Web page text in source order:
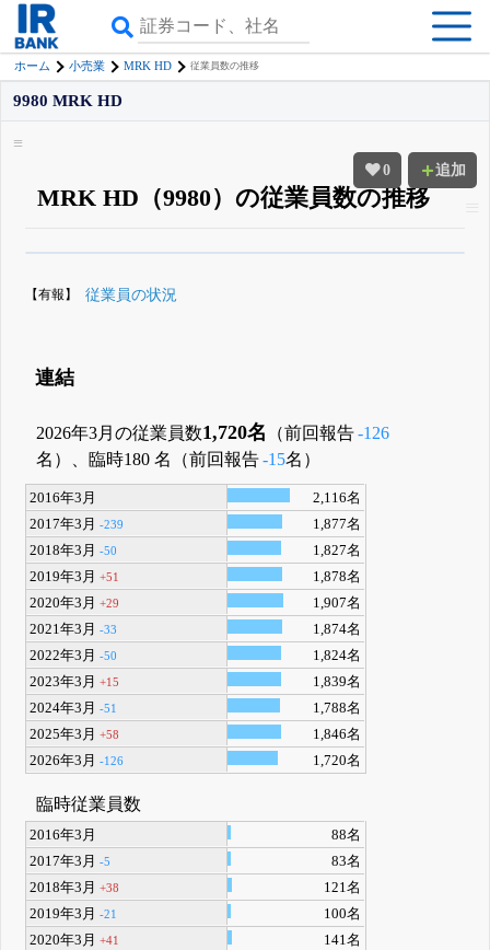
ホーム 小売業 MRK HD 従業員数の推移
0 追加
9980 MRK HD
MRK HD（9980）の従業員数の推移
く追える
無料でβ版をはじめる
【有報】 従業員の状況
連結
2026年3月の従業員数1,720名 （前回報告-126
名）、臨時180 名（前回報告-15名）
2016年3月
2,116名
2017年3月-239
1,877名
2018年3月-50
1,827名
2019年3月+51
1,878名
2020年3月+29
1,907名
2021年3月-33
1,874名
2022年3月-50
1,824名
2023年3月+15
1,839名
2024年3月-51
1,788名
2025年3月+58
1,846名
2026年3月-126 1,720名
臨時従業員数
2016年3月
88名
2017年3月-5
83名
2018年3月+38
121名
2019年3月-21
100名
2020年3月+41
141名